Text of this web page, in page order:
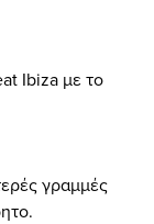
Ibiza με το
γραμμές